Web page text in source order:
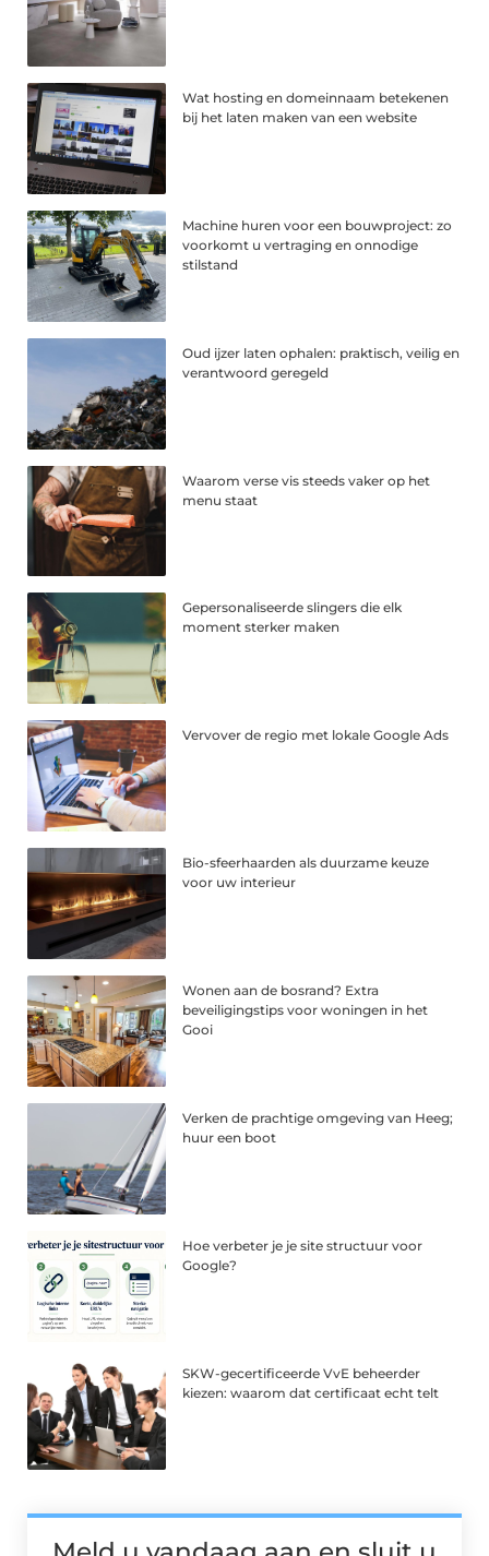
Wat hosting en domeinnaam betekenen
bij het laten maken van een website
Machine huren voor een bouwproject: zo
voorkomt u vertraging en onnodige
stilstand
Oud ijzer laten ophalen: praktisch, veilig en
verantwoord geregeld
Waarom verse vis steeds vaker op het
menu staat
Gepersonaliseerde slingers die elk
moment sterker maken
Vervover de regio met lokale Google Ads
Bio-sfeerhaarden als duurzame keuze
voor uw interieur
Wonen aan de bosrand? Extra
beveiligingstips voor woningen in het
Gooi
Verken de prachtige omgeving van Heeg;
huur een boot
Hoe verbeter je je site structuur voor
Google?
SKW-gecertificeerde VvE beheerder
kiezen: waarom dat certificaat echt telt